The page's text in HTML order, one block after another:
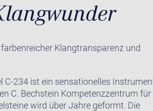
Klangtransparenz und
C-234 ist ein sensationelles
C. Bechstein Kompetenzzentrum für
wird über Jahre geformt. Die